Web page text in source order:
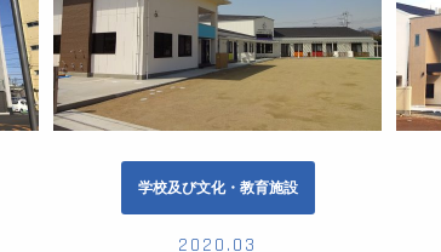
学校及び文化・教育施設
2020.03